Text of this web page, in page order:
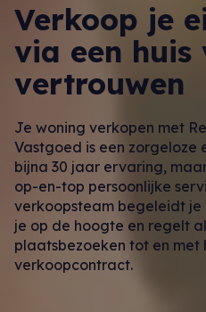
Verkoop je
via een huis
vertrouwen
Je woning verkopen met
Vastgoed is een zorgeloze
bijna 30 jaar ervaring,
op-en-top persoonlijke
verkoopsteam begeleidt je
je op de hoogte en regelt
plaatsbezoeken tot en met
verkoopcontract.